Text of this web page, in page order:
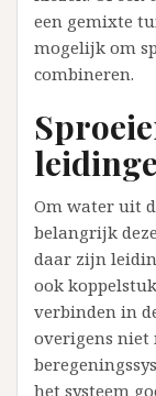
een gemixte
mogelijk om
combineren.
Om water uit
belangrijk
daar zijn
ook
verbinden in
overigens niet
het systeem